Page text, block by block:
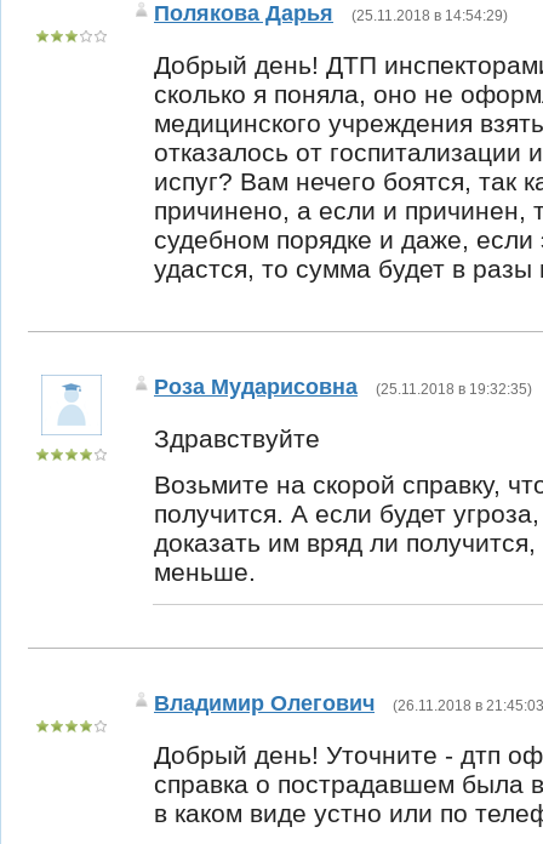
Полякова Дарья (25.11.2018 в 14:54:29)
Добрый день! ДТП
сколько я поняла, оно не
медицинского учреждения
отказалось от госпитализации
испуг? Вам нечего боятся, так
причинено, а если и причинен,
судебном порядке и даже, если
удастся, то сумма будет в
Роза Мударисовна (25.11.2018 в 19:32:35)
Здравствуйте
Возьмите на скорой справку,
получится. А если будет
доказать им вряд ли
меньше.
Владимир Олегович (26.11.2018 в 21:45:03
Добрый день! Уточните - дтп
справка о пострадавшем была
в каком виде устно или по